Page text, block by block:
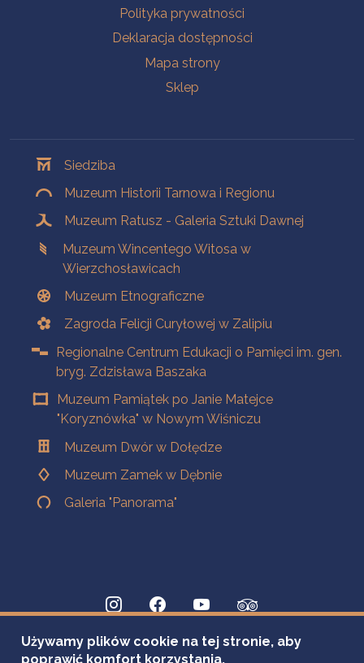
Polityka prywatności
Deklaracja dostępności
Mapa strony
Sklep
Siedziba
Muzeum Historii Tarnowa i Regionu
Muzeum Ratusz - Galeria Sztuki Dawnej
Muzeum Wincentego Witosa w
Wierzchosławicach
Muzeum Etnograficzne
Zagroda Felicji Curyłowej w Zalipiu
Regionalne Centrum Edukacji o Pamięci im. gen.
bryg. Zdzisława Baszaka
Muzeum Pamiątek po Janie Matejce
"Koryznówka" w Nowym Wiśniczu
Muzeum Dwór w Dołędze
Muzeum Zamek w Dębnie
Galeria "Panorama"
Używamy plików cookie na tej stronie, aby
poprawić komfort korzystania.